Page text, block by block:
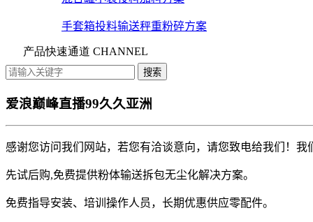
手套箱投料输送秤重粉碎方案
产品快速通道 CHANNEL
爱浪巅峰直播99久久亚洲
感谢您访问我们网站，若您有洽谈意向，请您致电给我们！我
先试后购,免费提供粉体输送拆包无尘化解决方案。
免费指导安装、培训操作人员，长期优惠供应零配件。